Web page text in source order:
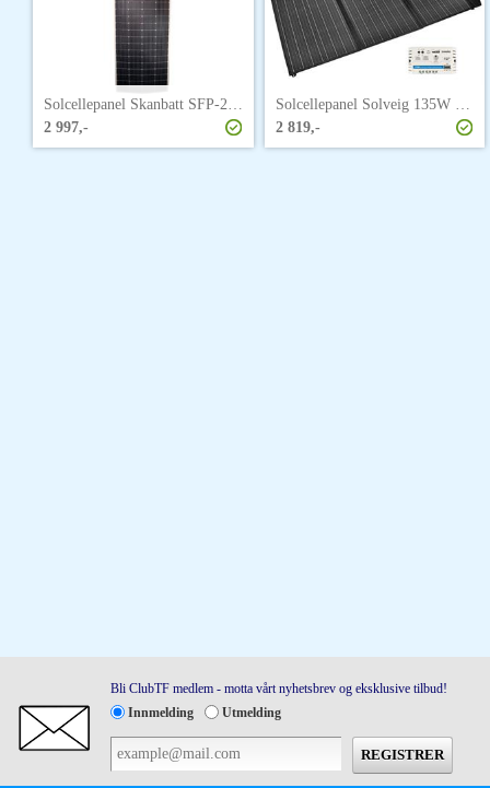
Solcellepanel Skanbatt SFP-270W
2 997,-
Solcellepanel Solveig 135W m/regulator
2 819,-
Bli ClubTF medlem - motta vårt nyhetsbrev og eksklusive tilbud!
Innmelding
Utmelding